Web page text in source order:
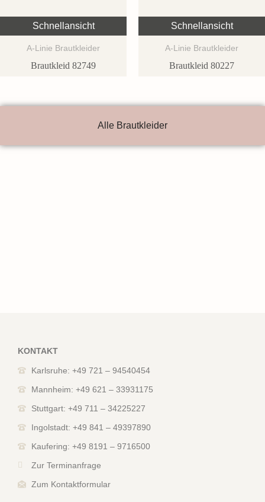
Schnellansicht
A-Linie Brautkleider
Brautkleid 82749
Schnellansicht
A-Linie Brautkleider
Brautkleid 80227
Alle Brautkleider
KONTAKT
Karlsruhe: +49 721 – 94540454
Mannheim: +49 621 – 33931175
Stuttgart: +49 711 – 34225227
Ingolstadt: +49 841 – 49397890
Kaufering: +49 8191 – 9716500
Zur Terminanfrage
Zum Kontaktformular